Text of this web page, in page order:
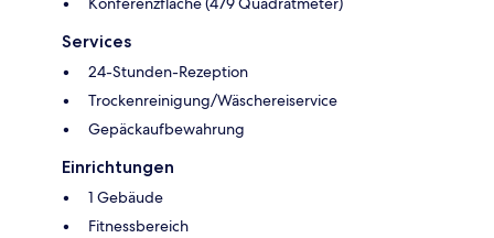
Services
24-Stunden-Rezeption
Trockenreinigung/Wäschereiservice
Gepäckaufbewahrung
Einrichtungen
1 Gebäude
Fitnessbereich